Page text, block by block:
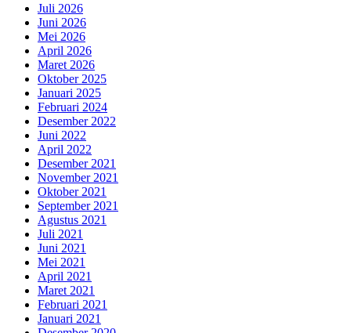
Juli 2026
Juni 2026
Mei 2026
April 2026
Maret 2026
Oktober 2025
Januari 2025
Februari 2024
Desember 2022
Juni 2022
April 2022
Desember 2021
November 2021
Oktober 2021
September 2021
Agustus 2021
Juli 2021
Juni 2021
Mei 2021
April 2021
Maret 2021
Februari 2021
Januari 2021